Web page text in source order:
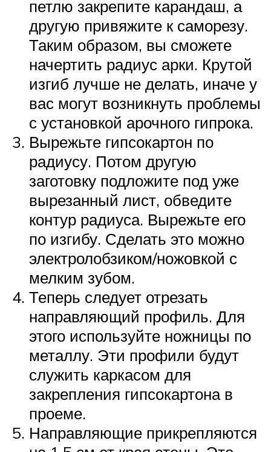
петлю закрепите карандаш, а
другую привяжите к саморезу.
Таким образом, вы сможете
начертить радиус арки. Крутой
изгиб лучше не делать, иначе у
вас могут возникнуть проблемы
с установкой арочного гипрока.
Вырежьте гипсокартон по
радиусу. Потом другую
заготовку подложите под уже
вырезанный лист, обведите
контур радиуса. Вырежьте его
по изгибу. Сделать это можно
электролобзиком/ножовкой с
мелким зубом.
Теперь следует отрезать
направляющий профиль. Для
этого используйте ножницы по
металлу. Эти профили будут
служить каркасом для
закрепления гипсокартона в
проеме.
Направляющие прикрепляются